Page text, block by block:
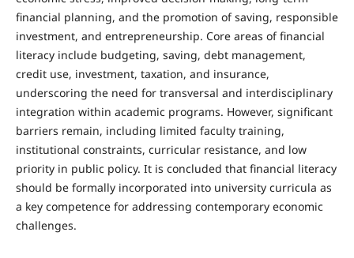
financial planning, and the promotion of saving, responsible
investment, and entrepreneurship. Core areas of financial
literacy include budgeting, saving, debt management,
credit use, investment, taxation, and insurance,
underscoring the need for transversal and interdisciplinary
integration within academic programs. However, significant
barriers remain, including limited faculty training,
institutional constraints, curricular resistance, and low
priority in public policy. It is concluded that financial literacy
should be formally incorporated into university curricula as
a key competence for addressing contemporary economic
challenges.